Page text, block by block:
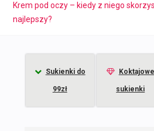
Krem pod oczy – kiedy z niego
najlepszy?
Sukienki do
99zł
Koktajowe
sukienki